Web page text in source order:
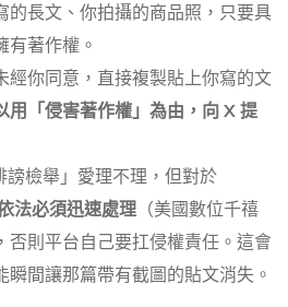
的長文、你拍攝的商品照，只要具
有著作權。
經你同意，直接複製貼上你寫的文
用「侵害著作權」為由，向 X 提
謗檢舉」愛理不理，但對於
法必須迅速處理 （美國數位千禧
否則平台自己要扛侵權責任。這會
瞬間讓那篇帶有截圖的貼文消失。